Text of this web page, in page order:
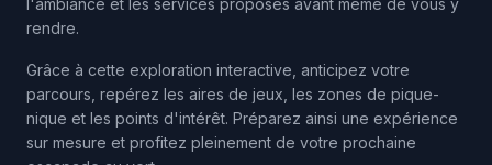
l'ambiance et les services proposés avant même de vous y
rendre.
Grâce à cette exploration interactive, anticipez votre
parcours, repérez les aires de jeux, les zones de pique-
nique et les points d'intérêt. Préparez ainsi une expérience
sur mesure et profitez pleinement de votre prochaine